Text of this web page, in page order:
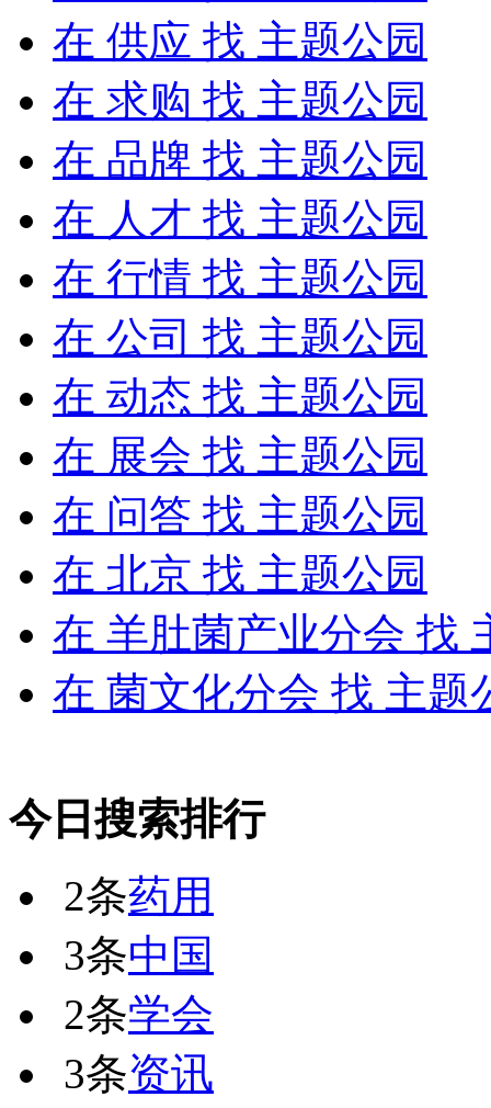
在 供应 找 主题公园
在 求购 找 主题公园
在 品牌 找 主题公园
在 人才 找 主题公园
在 行情 找 主题公园
在 公司 找 主题公园
在 动态 找 主题公园
在 展会 找 主题公园
在 问答 找 主题公园
在 北京 找 主题公园
在 羊肚菌产业分会 找
在 菌文化分会 找 主题
今日搜索排行
2条药用
3条中国
2条学会
3条资讯